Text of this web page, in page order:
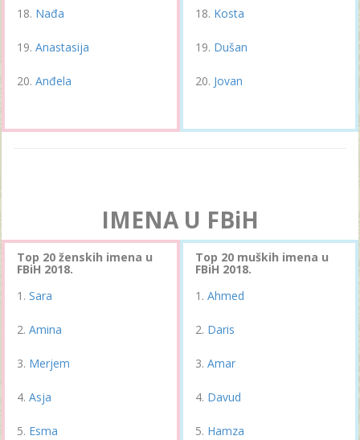
Nađa
Anastasija
Anđela
Kosta
Dušan
Jovan
IMENA U FBiH
Top 20 ženskih imena u
FBiH 2018.
Sara
Amina
Merjem
Asja
Esma
Top 20 muških imena u
FBiH 2018.
Ahmed
Daris
Amar
Davud
Hamza